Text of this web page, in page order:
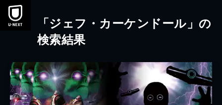
本文へスキップ
「ジェフ・カーケンドール」の
検索結果